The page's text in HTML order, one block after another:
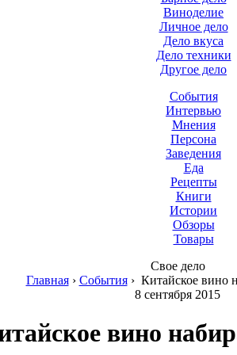
Виноделие
Личное дело
Дело вкуса
Дело техники
Другое дело
События
Интервью
Мнения
Персона
Заведения
Еда
Рецепты
Книги
Истории
Обзоры
Товары
Свое дело
Главная› События› Китайское вино
8 сентября 2015
вино